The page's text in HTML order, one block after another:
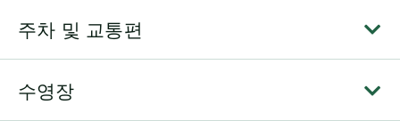
주차 및 교통편
수영장